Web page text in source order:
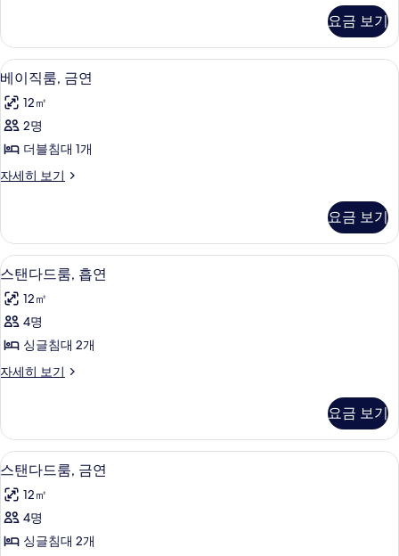
진
모
두
보
기
흡
연
자
세
히
보
요금 보기
베
이
직
룸,
연
진
모
두
보
기
14
베이직룸, 금연
12㎡
2명
더블침대 1개
자세히 보기
베
금
연
자
히
보
요금 보기
스
탠
다
드
흡
사
진
모
두
보
기
12
스탠다드룸, 흡연
12㎡
4명
싱글침대 2개
자세히 보기
스
룸,
흡
연
세
히
기
요금 보기
스
탠
다
드
12
스탠다드룸, 금연
12㎡
4명
싱글침대 2개